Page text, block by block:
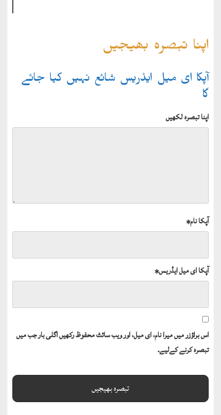
اپنا تبصرہ بھیجیں
آپکا ای میل ایڈریس شائع نہیں کیا جائے
گا
اپنا تبصرہ لکھیں
آپکا نام*
آپکا ای میل ایڈریس*
اس براؤزر میں میرا نام، ای میل، اور ویب سائٹ محفوظ رکھیں اگلی بار جب میں
تبصرہ کرنے کےلیے۔